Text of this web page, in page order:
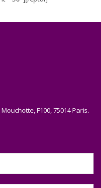
F100, 75014 Paris.